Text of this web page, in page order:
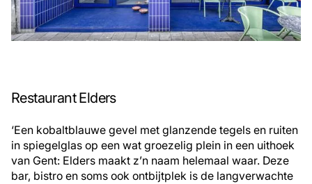
Restaurant Elders
‘Een kobaltblauwe gevel met glanzende tegels en ruiten
in spiegelglas op een wat groezelig plein in een uithoek
van Gent: Elders maakt z’n naam helemaal waar. Deze
bar, bistro en soms ook ontbijtplek is de langverwachte